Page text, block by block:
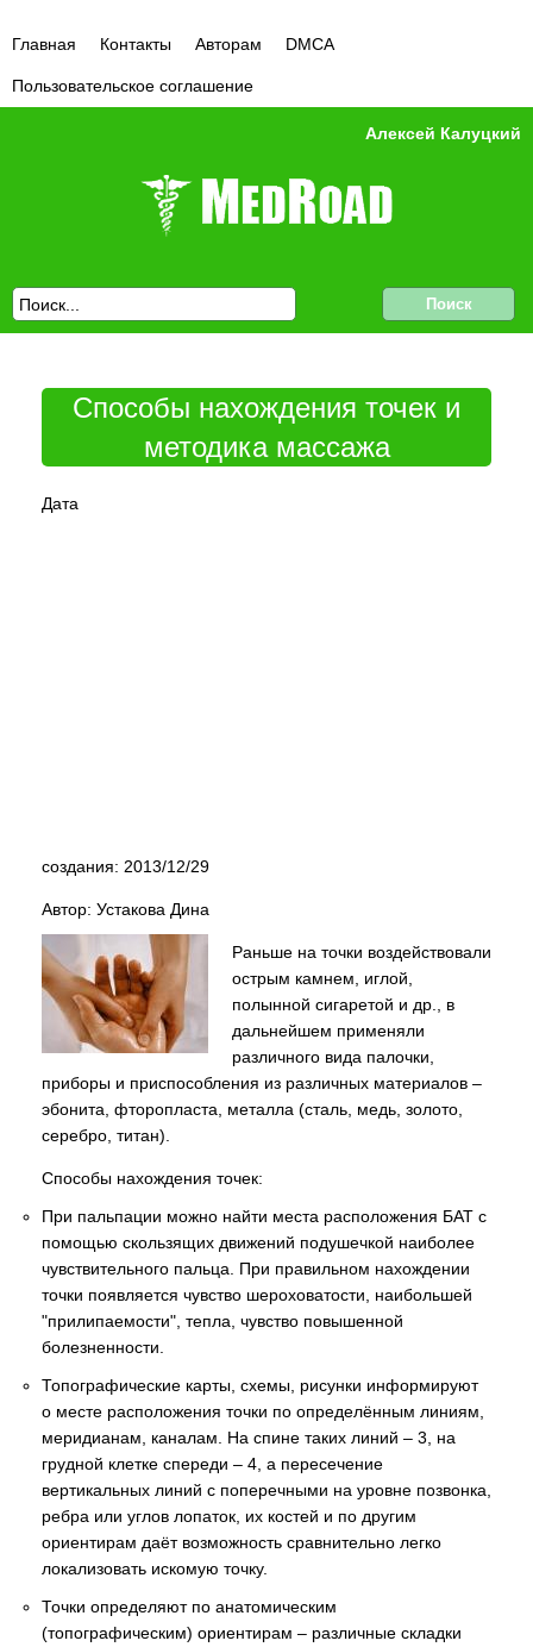
Главная Контакты Авторам DMCA
Пользовательское соглашение
Алексей Калуцкий
Способы нахождения точек и
методика массажа
Дата
создания: 2013/12/29
Автор: Устакова Дина
Раньше на точки воздействовали
острым камнем, иглой,
полынной сигаретой и др., в
дальнейшем применяли
различного вида палочки,
приборы и приспособления из различных материалов –
эбонита, фторопласта, металла (сталь, медь, золото,
серебро, титан).
Способы нахождения точек:
При пальпации можно найти места расположения БАТ с
помощью скользящих движений подушечкой наиболее
чувствительного пальца. При правильном нахождении
точки появляется чувство шероховатости, наибольшей
"прилипаемости", тепла, чувство повышенной
болезненности.
Топографические карты, схемы, рисунки информируют
о месте расположения точки по определённым линиям,
меридианам, каналам. На спине таких линий – 3, на
грудной клетке спереди – 4, а пересечение
вертикальных линий с поперечными на уровне позвонка,
ребра или углов лопаток, их костей и по другим
ориентирам даёт возможность сравнительно легко
локализовать искомую точку.
Точки определяют по анатомическим
(топографическим) ориентирам – различные складки